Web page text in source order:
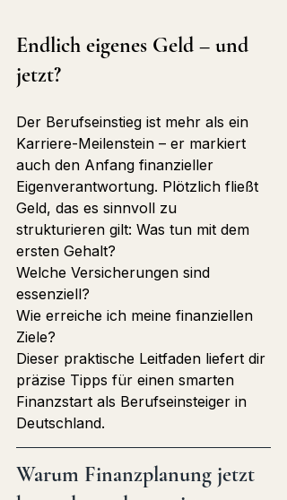
Endlich eigenes Geld – und
jetzt?
Der Berufseinstieg ist mehr als ein
Karriere-Meilenstein – er markiert
auch den Anfang finanzieller
Eigenverantwortung. Plötzlich fließt
Geld, das es sinnvoll zu
strukturieren gilt: Was tun mit dem
ersten Gehalt?
Welche Versicherungen sind
essenziell?
Wie erreiche ich meine finanziellen
Ziele?
Dieser praktische Leitfaden liefert dir
präzise Tipps für einen smarten
Finanzstart als Berufseinsteiger in
Deutschland.
Warum Finanzplanung jetzt